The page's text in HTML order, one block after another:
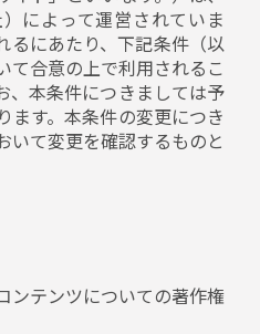
によって運営されていま
るにあたり、下記条件（以
て合意の上で利用されるこ
、本条件につきましては予
ます。本条件の変更につき
いて変更を確認するものと
ンテンツについての著作権